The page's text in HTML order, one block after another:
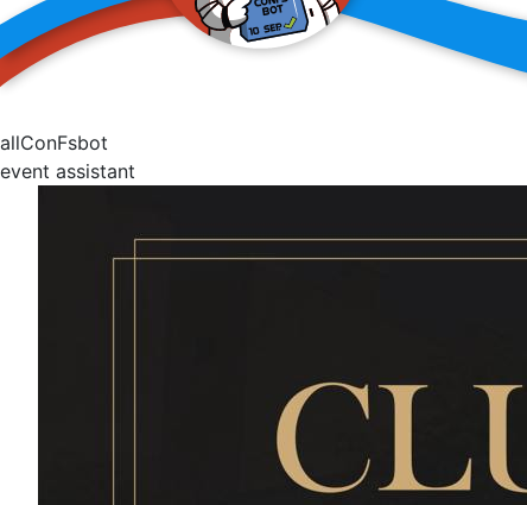
allConFsbot
event assistant